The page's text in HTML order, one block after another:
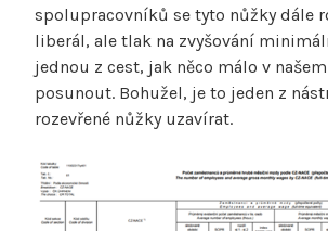
spolupracovníků se tyto nůžky dále
liberál, ale tlak na zvyšování
jednou z cest, jak něco málo v
posunout. Bohužel, je to jeden z
rozevřené nůžky uzavírat.